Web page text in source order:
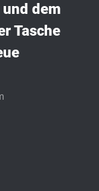
dem
Tasche